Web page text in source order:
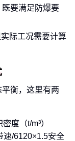
要满足防爆要
际工况需要计算
衡，这里有两
度（t/m³）
速/6120×1.5安全